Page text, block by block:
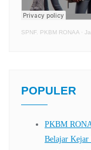
SPNF. PKBM RONAA ·
POPULER